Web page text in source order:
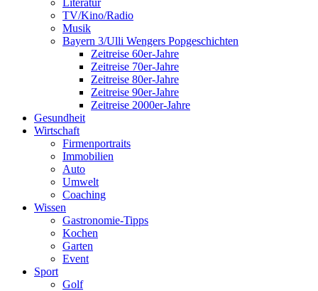
Literatur
TV/Kino/Radio
Musik
Bayern 3/Ulli Wengers Popgeschichten
Zeitreise 60er-Jahre
Zeitreise 70er-Jahre
Zeitreise 80er-Jahre
Zeitreise 90er-Jahre
Zeitreise 2000er-Jahre
Gesundheit
Wirtschaft
Firmenportraits
Immobilien
Auto
Umwelt
Coaching
Wissen
Gastronomie-Tipps
Kochen
Garten
Event
Sport
Golf